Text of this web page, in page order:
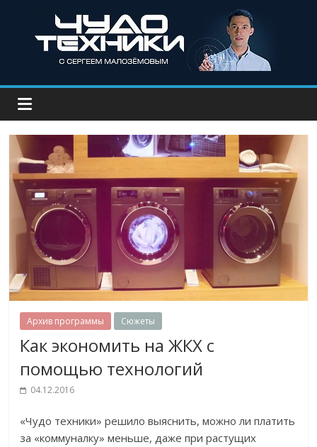
Архив программы Сюжеты
Как экономить на ЖКХ с
помощью технологий
04.12.2016
«Чудо техники» решило выяснить, можно ли платить
за «коммуналку» меньше, даже при растущих